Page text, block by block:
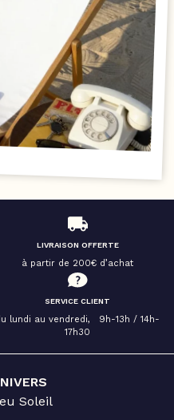
LIVRAISON OFFERTE
à partir de 200€ d’achat
SERVICE CLIENT
lundi au vendredi, 9h-13h / 14h-
17h30
Soleil